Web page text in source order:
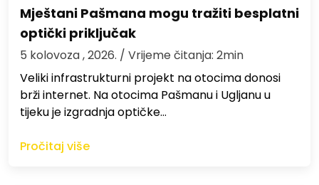
Mještani Pašmana mogu tražiti besplatni
optički priključak
5 kolovoza , 2026. / Vrijeme čitanja: 2min
Veliki infrastrukturni projekt na otocima donosi
brži internet. Na otocima Pašmanu i Ugljanu u
tijeku je izgradnja optičke…
Pročitaj više